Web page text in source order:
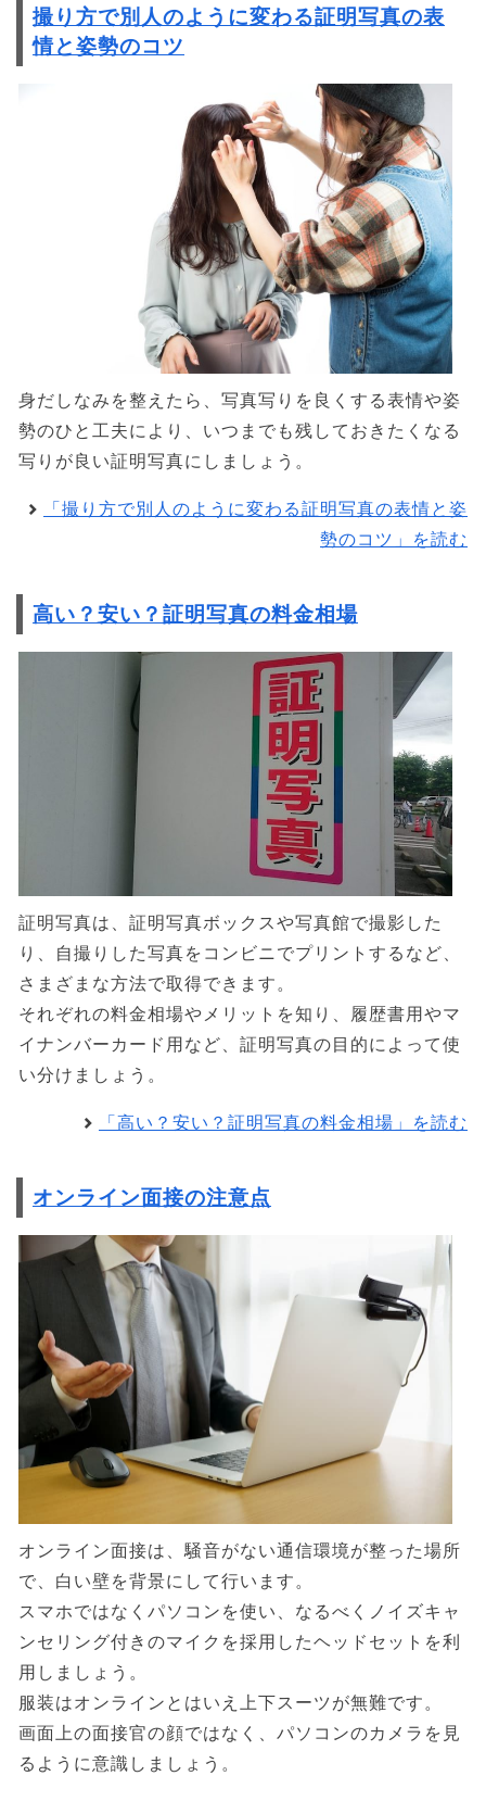
撮り方で別人のように変わる証明写真の表
情と姿勢のコツ
身だしなみを整えたら、写真写りを良くする表情や姿
勢のひと工夫により、いつまでも残しておきたくなる
写りが良い証明写真にしましょう。
「撮り方で別人のように変わる証明写真の表情と姿
勢のコツ」を読む
高い？安い？証明写真の料金相場
証明写真は、証明写真ボックスや写真館で撮影した
り、自撮りした写真をコンビニでプリントするなど、
さまざまな方法で取得できます。
それぞれの料金相場やメリットを知り、履歴書用やマ
イナンバーカード用など、証明写真の目的によって使
い分けましょう。
「高い？安い？証明写真の料金相場」を読む
オンライン面接の注意点
オンライン面接は、騒音がない通信環境が整った場所
で、白い壁を背景にして行います。
スマホではなくパソコンを使い、なるべくノイズキャ
ンセリング付きのマイクを採用したヘッドセットを利
用しましょう。
服装はオンラインとはいえ上下スーツが無難です。
画面上の面接官の顔ではなく、パソコンのカメラを見
るように意識しましょう。